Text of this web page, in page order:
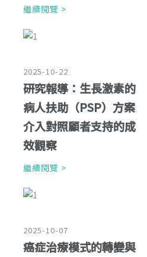
繼續閱覽 >
2025-10-22
研究報導：生長激素的
病人扶助（PSP）方案
介入對照顧者支持的成
效觀察
繼續閱覽 >
2025-10-07
癌症治療模式的轉變與